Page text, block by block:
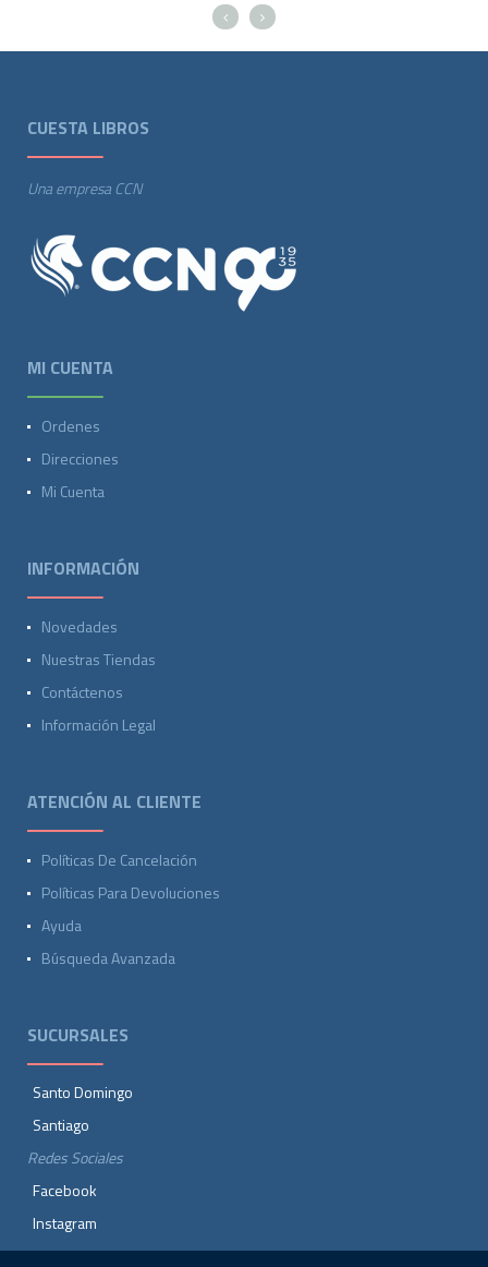
CUESTA LIBROS
Una empresa CCN
MI CUENTA
Ordenes
Direcciones
Mi Cuenta
INFORMACIÓN
Novedades
Nuestras Tiendas
Contáctenos
Información Legal
ATENCIÓN AL CLIENTE
Políticas De Cancelación
Políticas Para Devoluciones
Ayuda
Búsqueda Avanzada
SUCURSALES
Santo Domingo
Santiago
Redes Sociales
Facebook
Instagram